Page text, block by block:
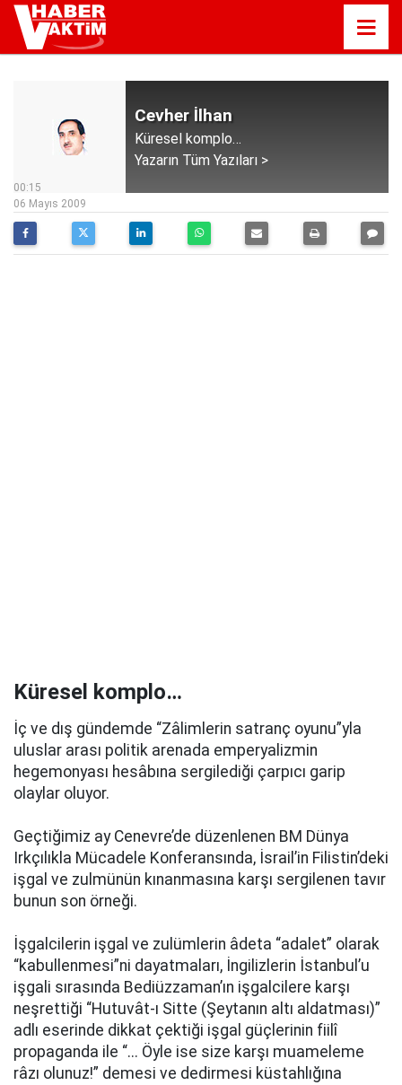
Cevher İlhan
Küresel komplo…
Yazarın Tüm Yazıları >
00:15
06 Mayıs 2009
Küresel komplo…
İç ve dış gündemde “Zâlimlerin satranç oyunu”yla
uluslar arası politik arenada emperyalizmin
hegemonyası hesâbına sergilediği çarpıcı garip
olaylar oluyor.
Geçtiğimiz ay Cenevre’de düzenlenen BM Dünya
Irkçılıkla Mücadele Konferansında, İsrail’in Filistin’deki
işgal ve zulmünün kınanmasına karşı sergilenen tavır
bunun son örneği.
İşgalcilerin işgal ve zulümlerin âdeta “adalet” olarak
“kabullenmesi”ni dayatmaları, İngilizlerin İstanbul’u
işgali sırasında Bediüzzaman’ın işgalcilere karşı
neşrettiği “Hutuvât-ı Sitte (Şeytanın altı aldatması)”
adlı eserinde dikkat çektiği işgal güçlerinin fiilî
propaganda ile “... Öyle ise size karşı muameleme
râzı olunuz!” demesi ve dedirmesi küstahlığına